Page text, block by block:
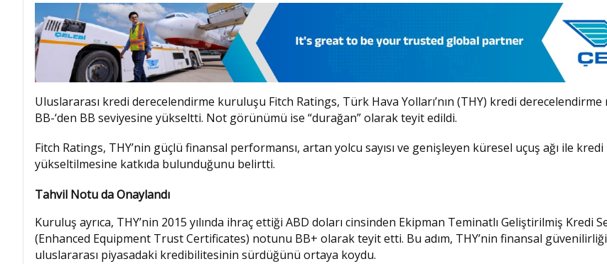
Uluslararası kredi derecelendirme kuruluşu Fitch Ratings, Türk Hava Yolları’nın (THY) kredi
BB-‘den BB seviyesine yükseltti. Not görünümü ise “durağan” olarak teyit edildi.
Fitch Ratings, THY’nin güçlü finansal performansı, artan yolcu sayısı ve genişleyen küresel uçuş ağı ile
yükseltilmesine katkıda bulunduğunu belirtti.
Tahvil Notu da Onaylandı
Kuruluş ayrıca, THY’nin 2015 yılında ihraç ettiği ABD doları cinsinden Ekipman Teminatlı Geliştirilmiş Kredi
(Enhanced Equipment Trust Certificates) notunu BB+ olarak teyit etti. Bu adım, THY’nin finansal
uluslararası piyasadaki kredibilitesinin sürdüğünü ortaya koydu.